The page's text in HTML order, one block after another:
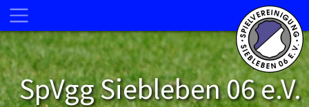
SpVgg Siebleben 06 e.V.